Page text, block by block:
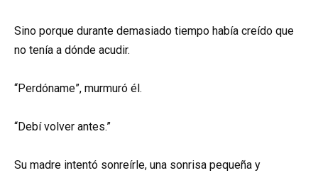
Sino porque durante demasiado tiempo había creído que
no tenía a dónde acudir.
“Perdóname”, murmuró él.
“Debí volver antes.”
Su madre intentó sonreírle, una sonrisa pequeña y